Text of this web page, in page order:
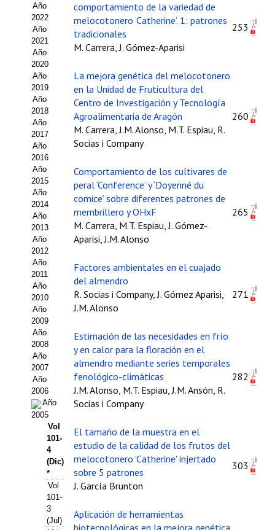
Galería de Fotos
Web AIDA 2.0
REVISTA ITEA
Presentación ITEA
Equipo Editorial
Leer revista ITEA
Directrices para autores/as
Políticas Editoriales
Propuesta Volumen Especial
Sello Calidad FECYT
Premio Prensa Agraria
Buscador de Artículos
JORNADAS AIDA
Presentación Jornadas
Comunicaciones
Jornadas PAM 2026
Premio Jóvenes Investigadores
Buscador de Comunicaciones
Buscador de Comunicaciones
CONTACTO
Año
2022
Año
2021
Año
2020
Año
2019
Año
2018
Año
2017
Año
2016
Año
2015
Año
2014
Año
2013
Año
2012
Año
2011
Año
2010
Año
2009
Año
2008
Año
2007
Año
2006
Año
2005
Vol
101-
4
(Dic)
*
Vol
101-
3
(Jul)
comportamiento de la variedad de
melocotonero ‘Catherine’. 1: patrones
tradicionales
M. Carrera, J. Gómez-Aparisi
253
La mejora genética del melocotonero
en la Unidad de Fruticultura del
Centro de Investigación y Tecnología
Agroalimentaria de Aragón
M. Carrera, J.M. Alonso, M.T. Espiau, R.
Socias i Company
260
Comportamiento de los cultivares de
peral ‘Conference’ y ‘Doyenné du
comice’ sobre diferentes patrones de
membrillero y OHxF
M. Carrera, M.T. Espiau, J. Gómez-
Aparisi, J.M. Alonso
265
Factores ambientales en el cuajado
del almendro
R. Socias i Company, J. Gómez Aparisi,
J.M. Alonso
271
Estimación de las necesidades en frío
y en calor para la floración en el
almendro mediante series temporales
fenológico-climáticas
J.M. Alonso, M.T. Espiau, J.M. Ansón, R.
Socias i Company
282
El tamaño de la muestra en el
estudio de la calidad de los frutos del
melocotonero 'Catherine' injertado
sobre 5 patrones
J. García Brunton
303
Aplicación de herramientas
biotecnológicas en la mejora genética